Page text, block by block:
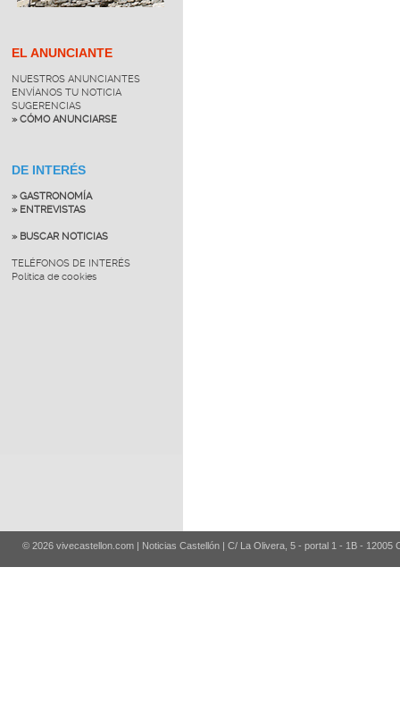
EL ANUNCIANTE
NUESTROS ANUNCIANTES
ENVÍANOS TU NOTICIA
SUGERENCIAS
» CÓMO ANUNCIARSE
DE INTERÉS
» GASTRONOMÍA
» ENTREVISTAS
» BUSCAR NOTICIAS
TELÉFONOS DE INTERÉS
Política de cookies
© 2026 vivecastellon.com | Noticias Castellón | C/ La Olivera, 5 - portal 1 - 1B - 12005